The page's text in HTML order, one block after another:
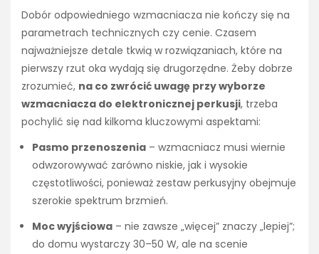
Dobór odpowiedniego wzmacniacza nie kończy się na
parametrach technicznych czy cenie. Czasem
najważniejsze detale tkwią w rozwiązaniach, które na
pierwszy rzut oka wydają się drugorzędne. Żeby dobrze
zrozumieć, na co zwrócić uwagę przy wyborze
wzmacniacza do elektronicznej perkusji, trzeba
pochylić się nad kilkoma kluczowymi aspektami:
Pasmo przenoszenia – wzmacniacz musi wiernie
odwzorowywać zarówno niskie, jak i wysokie
częstotliwości, ponieważ zestaw perkusyjny obejmuje
szerokie spektrum brzmień.
Moc wyjściowa – nie zawsze „więcej” znaczy „lepiej”;
do domu wystarczy 30–50 W, ale na scenie